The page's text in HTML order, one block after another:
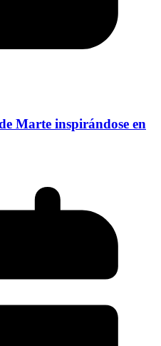
Marte inspirándose en